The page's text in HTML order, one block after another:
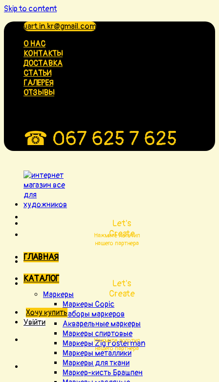
Skip to content
uart.in.kr@gmail.com
О НАС
КОНТАКТЫ
ДОСТАВКА
СТАТЬИ
ГАЛЕРЕЯ
ОТЗЫВЫ
☎ 067 625 7 625
Let's
Create
ГЛАВНАЯ
КАТАЛОГ
Маркеры
Маркеры Copic
Наборы маркеров
Акварельные маркеры
Маркеры спиртовые
Маркеры Zig Posterman
Маркеры металлики
Маркеры для ткани
Маркер-кисть Брашпен
Нажмите логотип
нашего партнера
Let's
Create
Хочу купить
Увійти
Нажмите логотип
нашего партнера